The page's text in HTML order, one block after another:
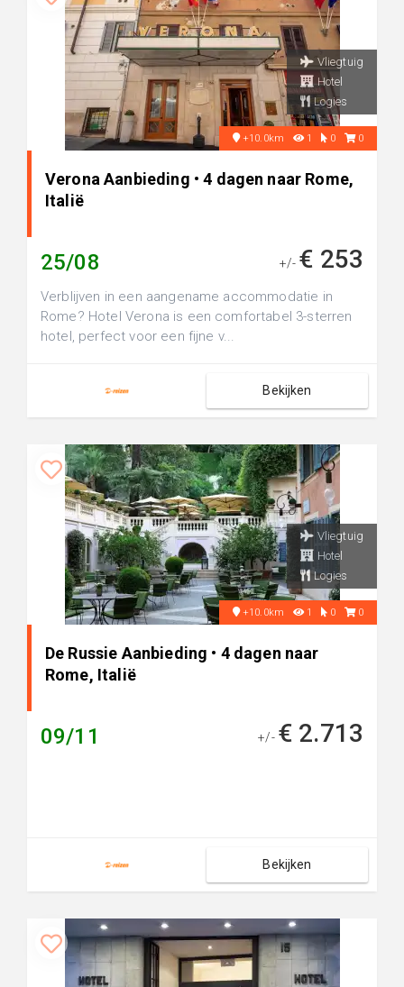
Vliegtuig
Hotel
Logies
+10.0km 1 0 0
Verona Aanbieding • 4 dagen naar Rome,
Italië
25/08 +/- € 253
Verblijven in een aangename accommodatie in
Rome? Hotel Verona is een comfortabel 3-sterren
hotel, perfect voor een fijne v...
Bekijken
Vliegtuig
Hotel
Logies
+10.0km 1 0 0
De Russie Aanbieding • 4 dagen naar
Rome, Italië
09/11 +/- € 2.713
Bekijken